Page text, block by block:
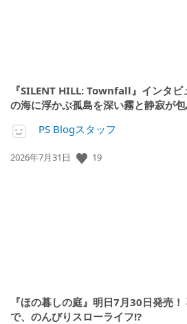
『SILENT HILL: Townfall』インタ
の海に浮かぶ孤島を深い霧と静寂が
PS Blogスタッフ
公
2026年7月31日 19
『ほの暮しの庭』明日7月30日発売
で、のんびりスローライフ!?